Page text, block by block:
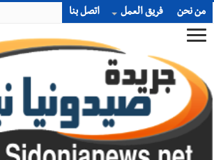
من نحن فريق العمل اتصل بنا